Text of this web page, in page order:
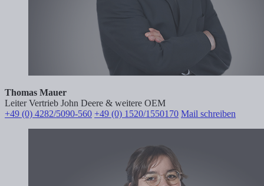
Thomas Mauer
Leiter Vertrieb John Deere & weitere OEM
+49 (0) 4282/5090-560 +49 (0) 1520/1550170 Mail schreiben